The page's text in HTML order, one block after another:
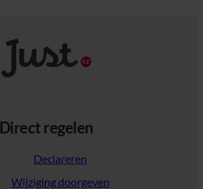
Direct regelen
Declareren
Wijziging doorgeven